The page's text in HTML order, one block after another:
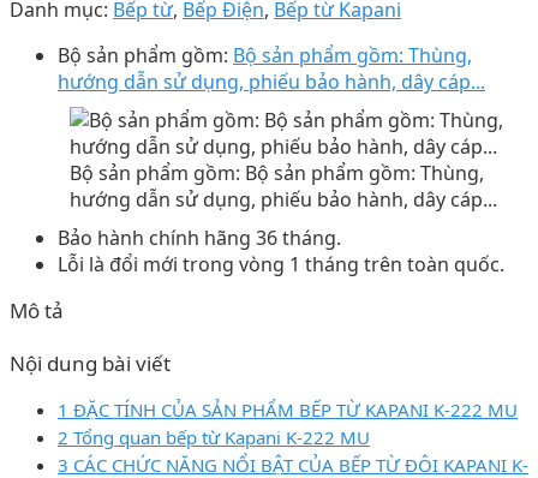
Danh mục: Bếp từ, Bếp Điện, Bếp từ Kapani
Bộ sản phẩm gồm: Bộ sản phẩm gồm: Thùng,
hướng dẫn sử dụng, phiếu bảo hành, dây cáp...
Bộ sản phẩm gồm: Bộ sản phẩm gồm: Thùng,
hướng dẫn sử dụng, phiếu bảo hành, dây cáp...
Bảo hành chính hãng 36 tháng.
Lỗi là đổi mới trong vòng 1 tháng trên toàn quốc.
Mô tả
Nội dung bài viết
1 ĐẶC TÍNH CỦA SẢN PHẨM BẾP TỪ KAPANI K-222 MU
2 Tổng quan bếp từ Kapani K-222 MU
3 CÁC CHỨC NĂNG NỔI BẬT CỦA BẾP TỪ ĐÔI KAPANI K-